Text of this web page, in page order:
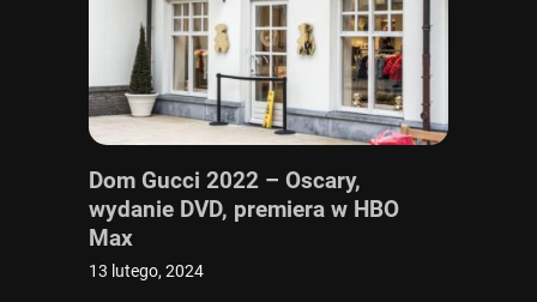
Dom Gucci 2022 – Oscary,
wydanie DVD, premiera w HBO
Max
13 lutego, 2024